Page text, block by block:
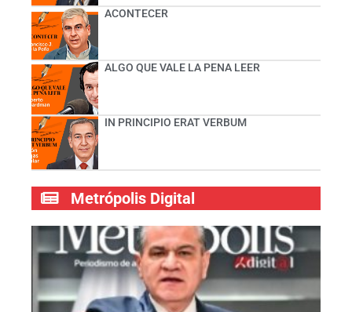
ACONTECER
ALGO QUE VALE LA PENA LEER
IN PRINCIPIO ERAT VERBUM
Metrópolis Digital